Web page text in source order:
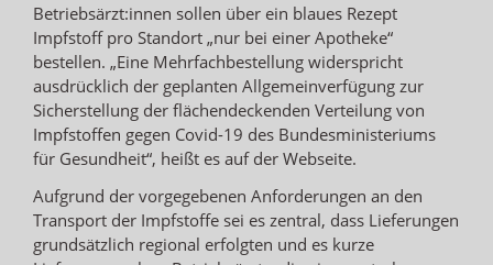
Betriebsärzt:innen sollen über ein blaues Rezept
Impfstoff pro Standort „nur bei einer Apotheke“
bestellen. „Eine Mehrfachbestellung widerspricht
ausdrücklich der geplanten Allgemeinverfügung zur
Sicherstellung der flächendeckenden Verteilung von
Impfstoffen gegen Covid-19 des Bundesministeriums
für Gesundheit“, heißt es auf der Webseite.
Aufgrund der vorgegebenen Anforderungen an den
Transport der Impfstoffe sei es zentral, dass Lieferungen
grundsätzlich regional erfolgten und es kurze